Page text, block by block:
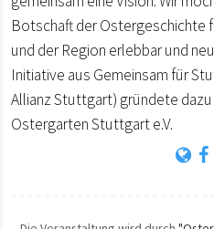
Botschaft der Ostergeschichte
und der Region erlebbar und
Initiative aus Gemeinsam für
Allianz Stuttgart) gründete dazu
Ostergarten Stuttgart e.V.